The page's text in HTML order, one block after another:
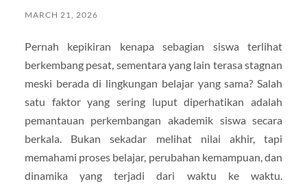
MARCH 21, 2026
Pernah kepikiran kenapa sebagian siswa terlihat
berkembang pesat, sementara yang lain terasa stagnan
meski berada di lingkungan belajar yang sama? Salah
satu faktor yang sering luput diperhatikan adalah
pemantauan perkembangan akademik siswa secara
berkala. Bukan sekadar melihat nilai akhir, tapi
memahami proses belajar, perubahan kemampuan, dan
dinamika yang terjadi dari waktu ke waktu.